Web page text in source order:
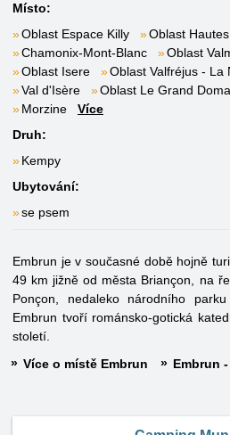
Místo:
Oblast Espace Killy
Oblast
Chamonix-Mont-Blanc
Oblast
Oblast Isere
Oblast Valfréjus - La
Val d'Isère
Oblast Le Grand
Morzine
Více
Druh:
Kempy
Ubytování:
se psem
Embrun je v současné době hojně
49 km jižně od města Briançon, na
Ponçon, nedaleko národního
Embrun tvoří románsko-gotická
století.
Více o místě Embrun
Embrun